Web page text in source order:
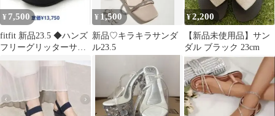
¥ 7,500
fitfit 新品23.5 ◆ハンズ
フリーグリッターサン
ダル(ダークSV)
¥ 1,500
新品♡キラキラサンダ
ル23.5
¥2,200
【新品未使用品】サン
ダル ブラック 23cm